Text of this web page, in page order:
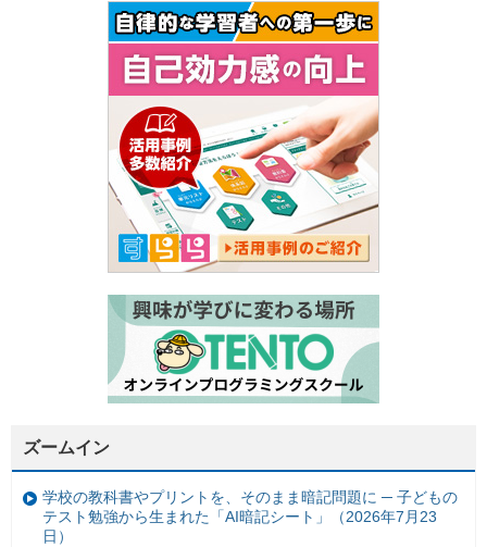
ズームイン
学校の教科書やプリントを、そのまま暗記問題に ─ 子どもの
テスト勉強から生まれた「AI暗記シート」（2026年7月23
日）